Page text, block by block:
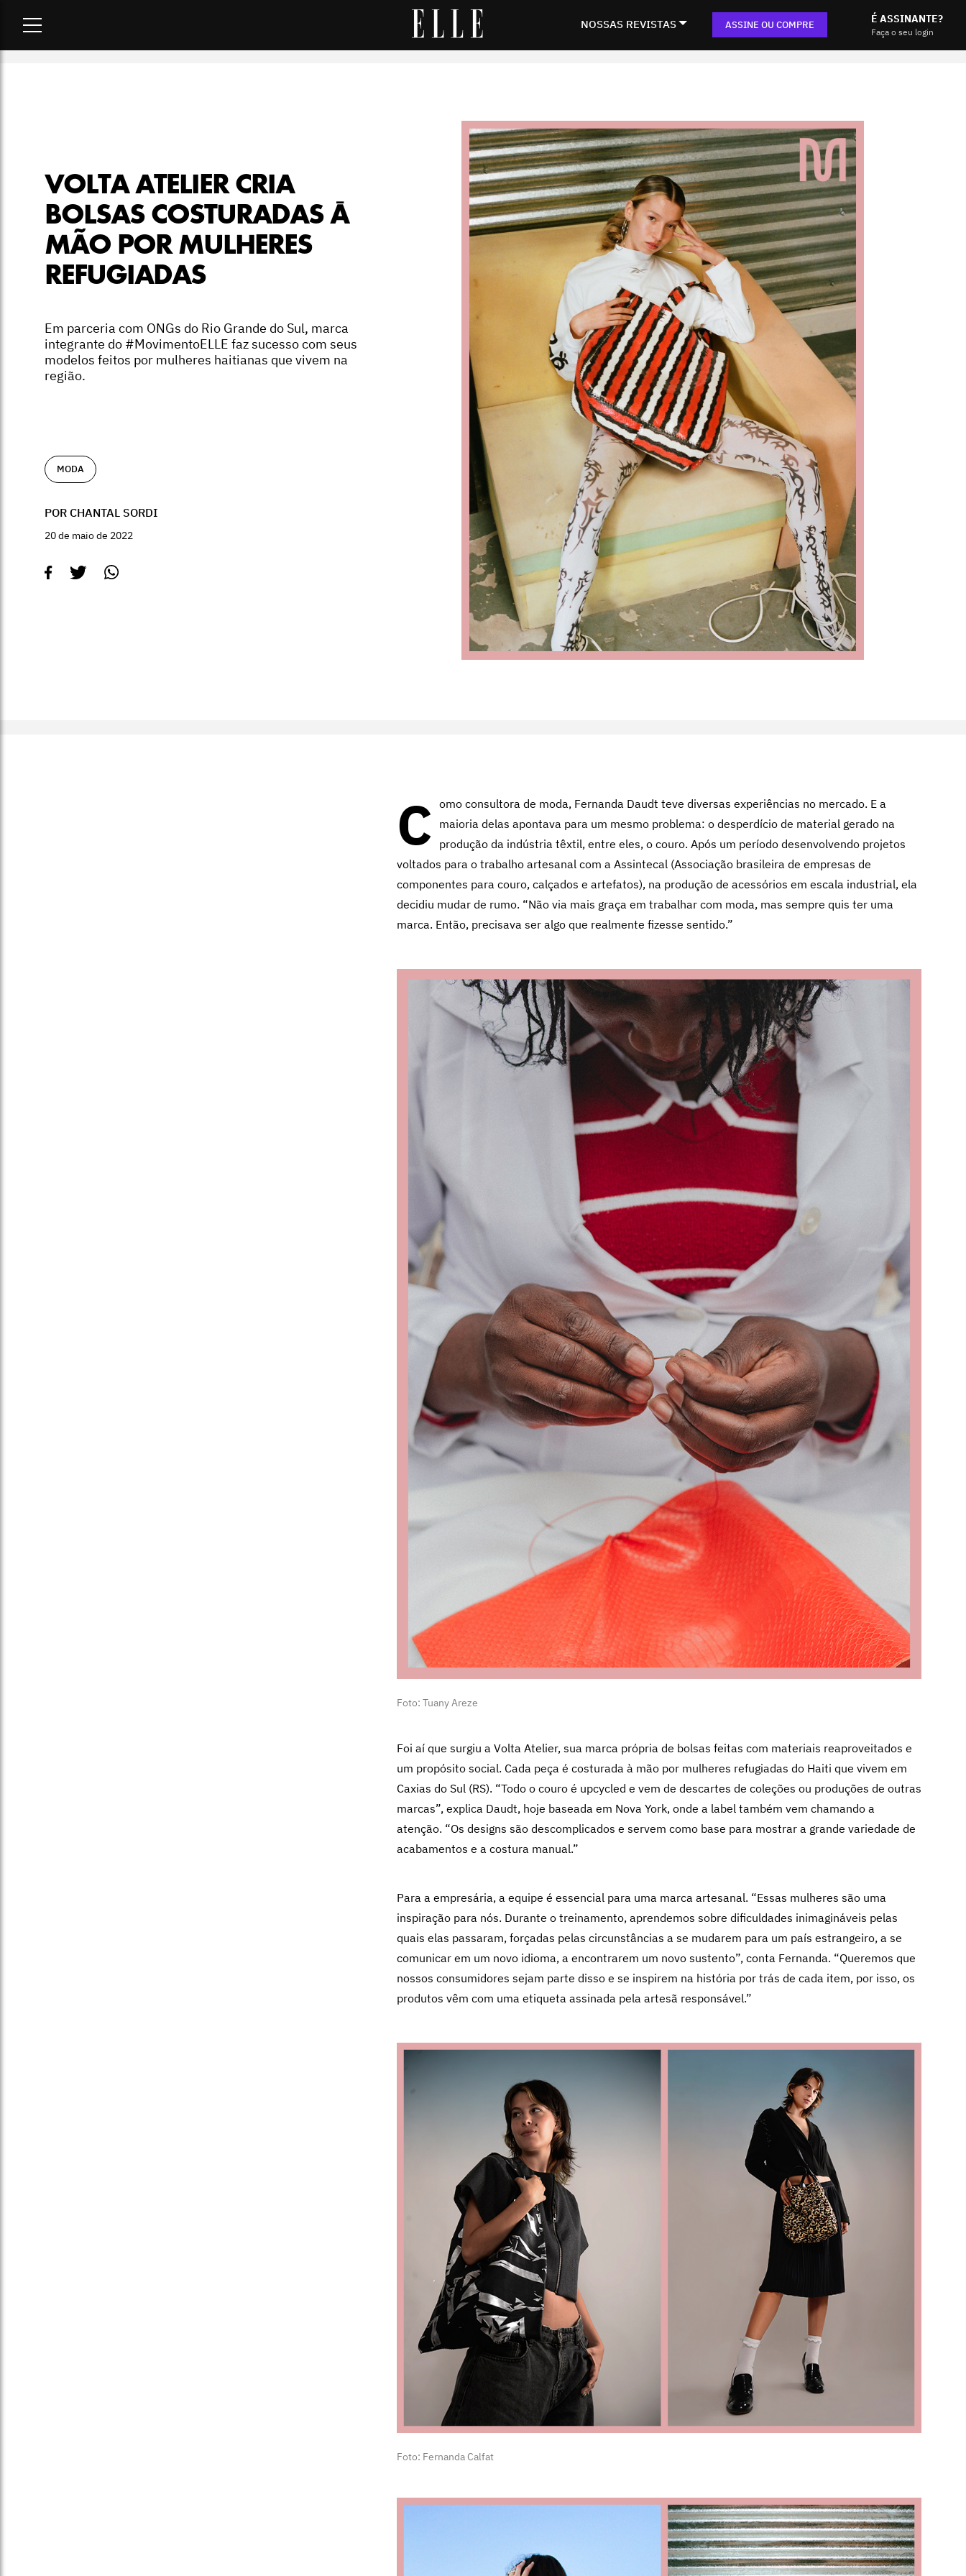
NOSSAS REVISTAS ASSINE OU COMPRE É ASSINANTE?
Faça o seu login
Volta Atelier cria bolsas costuradas à mão por mulheres refugiadas
VOLTA ATELIER CRIA
BOLSAS COSTURADAS À
MÃO POR MULHERES
REFUGIADAS
Em parceria com ONGs do Rio Grande do Sul, marca
integrante do #MovimentoELLE faz sucesso com seus
modelos feitos por mulheres haitianas que vivem na
região.
MODA
POR CHANTAL SORDI
20 de maio de 2022
C omo consultora de moda, Fernanda Daudt teve diversas experiências no mercado. E a
maioria delas apontava para um mesmo problema: o desperdício de material gerado na
produção da indústria têxtil, entre eles, o couro. Após um período desenvolvendo projetos
voltados para o trabalho artesanal com a Assintecal (Associação brasileira de empresas de
componentes para couro, calçados e artefatos), na produção de acessórios em escala industrial, ela
decidiu mudar de rumo. “Não via mais graça em trabalhar com moda, mas sempre quis ter uma
marca. Então, precisava ser algo que realmente fizesse sentido.”
Foto: Tuany Areze
Foi aí que surgiu a Volta Atelier, sua marca própria de bolsas feitas com materiais reaproveitados e
um propósito social. Cada peça é costurada à mão por mulheres refugiadas do Haiti que vivem em
Caxias do Sul (RS). “Todo o couro é upcycled e vem de descartes de coleções ou produções de outras
marcas”, explica Daudt, hoje baseada em Nova York, onde a label também vem chamando a
atenção. “Os designs são descomplicados e servem como base para mostrar a grande variedade de
acabamentos e a costura manual.”
Para a empresária, a equipe é essencial para uma marca artesanal. “Essas mulheres são uma
inspiração para nós. Durante o treinamento, aprendemos sobre dificuldades inimagináveis pelas
quais elas passaram, forçadas pelas circunstâncias a se mudarem para um país estrangeiro, a se
comunicar em um novo idioma, a encontrarem um novo sustento”, conta Fernanda. “Queremos que
nossos consumidores sejam parte disso e se inspirem na história por trás de cada item, por isso, os
produtos vêm com uma etiqueta assinada pela artesã responsável.”
Foto: Fernanda Calfat